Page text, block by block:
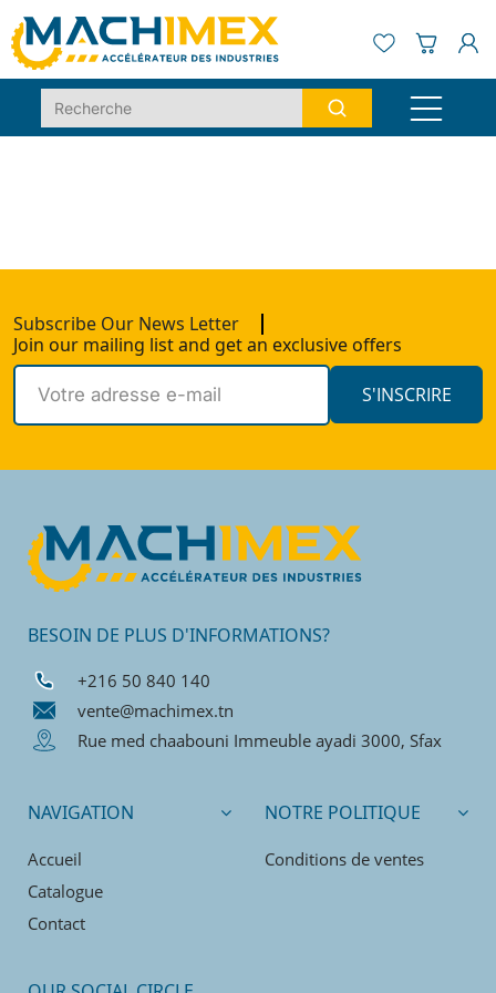
Subscribe Our News Letter
Join our mailing list and get an exclusive offers
S'INSCRIRE
BESOIN DE PLUS D'INFORMATIONS?
+216 50 840 140
vente@machimex.tn
Rue med chaabouni Immeuble ayadi 3000, Sfax
NAVIGATION
Accueil
Catalogue
Contact
NOTRE POLITIQUE
Conditions de ventes